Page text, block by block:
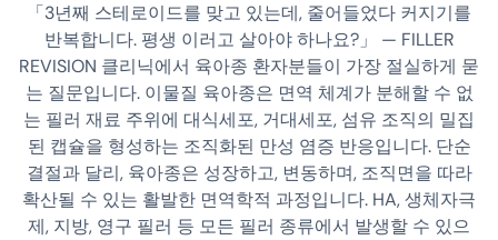
「3년째 스테로이드를 맞고 있는데, 줄어들었다 커지기를
반복합니다. 평생 이러고 살아야 하나요?」 — FILLER
REVISION 클리닉에서 육아종 환자분들이 가장 절실하게 묻
는 질문입니다. 이물질 육아종은 면역 체계가 분해할 수 없
는 필러 재료 주위에 대식세포, 거대세포, 섬유 조직의 밀집
된 캡슐을 형성하는 조직화된 만성 염증 반응입니다. 단순
결절과 달리, 육아종은 성장하고, 변동하며, 조직면을 따라
확산될 수 있는 활발한 면역학적 과정입니다. HA, 생체자극
제, 지방, 영구 필러 등 모든 필러 종류에서 발생할 수 있으